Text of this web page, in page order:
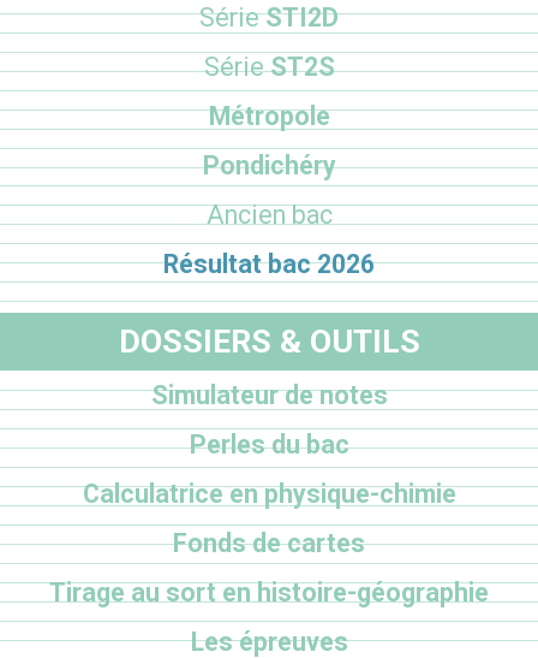
SérieSTI2D
SérieST2S
Métropole
Pondichéry
Ancien bac
Résultat bac 2026
DOSSIERS & OUTILS
Simulateur de notes
Perles du bac
Calculatrice en physique-chimie
Fonds de cartes
Tirage au sort en histoire-géographie
Les épreuves